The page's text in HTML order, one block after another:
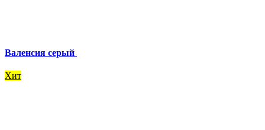
Валенсия серый
Хит